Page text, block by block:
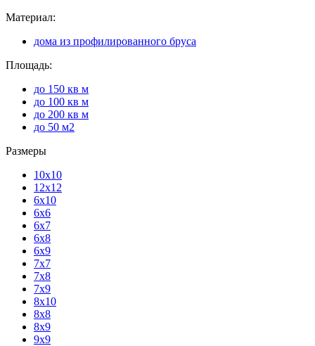
Материал:
дома из профилированного бруса
Площадь:
до 150 кв м
до 100 кв м
до 200 кв м
до 50 м2
Размеры
10x10
12x12
6x10
6x6
6x7
6x8
6x9
7x7
7x8
7x9
8x10
8x8
8x9
9x9